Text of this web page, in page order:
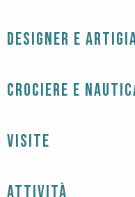
Designer e
Crociere e
Visite
Attività
99